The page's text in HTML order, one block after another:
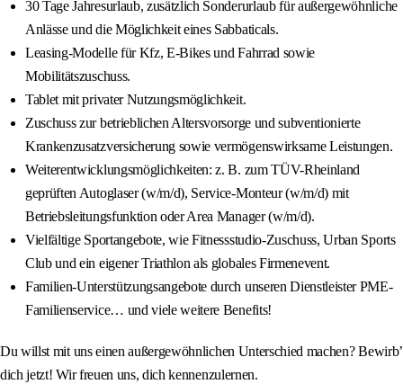
30 Tage Jahresurlaub, zusätzlich Sonderurlaub für außergewöhnliche
Anlässe und die Möglichkeit eines Sabbaticals.
Leasing-Modelle für Kfz, E-Bikes und Fahrrad sowie
Mobilitätszuschuss.
Tablet mit privater Nutzungsmöglichkeit.
Zuschuss zur betrieblichen Altersvorsorge und subventionierte
Krankenzusatzversicherung sowie vermögenswirksame Leistungen.
Weiterentwicklungsmöglichkeiten: z. B. zum TÜV-Rheinland
geprüften Autoglaser (w/m/d), Service-Monteur (w/m/d) mit
Betriebsleitungsfunktion oder Area Manager (w/m/d).
Vielfältige Sportangebote, wie Fitnessstudio-Zuschuss, Urban Sports
Club und ein eigener Triathlon als globales Firmenevent.
Familien-Unterstützungsangebote durch unseren Dienstleister PME-
Familienservice… und viele weitere Benefits!
Du willst mit uns einen außergewöhnlichen Unterschied machen? Bewirb’
dich jetzt! Wir freuen uns, dich kennenzulernen.